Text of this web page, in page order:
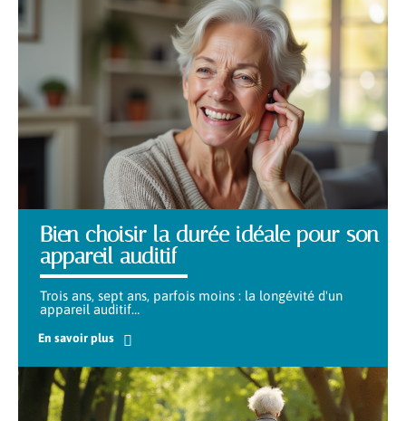
Bien choisir la durée idéale pour son
appareil auditif
Trois ans, sept ans, parfois moins : la longévité d'un
appareil auditif…
En savoir plus